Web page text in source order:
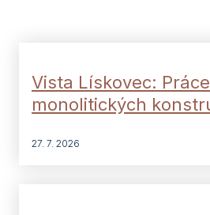
Vista Lískovec:
monolitických
27. 7. 2026